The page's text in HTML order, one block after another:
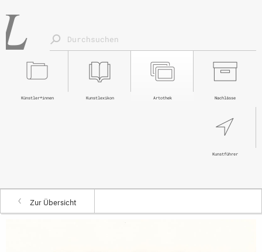
Nachlässe
Artothek
Kunstlexikon
Künstler*innen
Kunstführer
Zur Übersicht